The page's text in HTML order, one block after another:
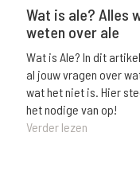
Wat is ale? Alles
weten over ale
Wat is Ale? In dit
al jouw vragen over
wat het niet is. Hier
het nodige van op!
Verder lezen